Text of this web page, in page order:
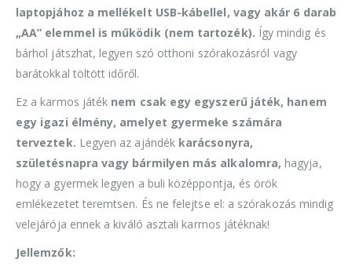
laptopjához a mellékelt USB-kábellel, vagy akár 6 darab
„AA” elemmel is működik (nem tartozék). Így mindig és
bárhol játszhat, legyen szó otthoni szórakozásról vagy
barátokkal töltött időről.
Ez a karmos játék nem csak egy egyszerű játék, hanem
egy igazi élmény, amelyet gyermeke számára
terveztek. Legyen az ajándék karácsonyra,
születésnapra vagy bármilyen más alkalomra, hagyja,
hogy a gyermek legyen a buli középpontja, és örök
emlékezetet teremtsen. És ne felejtse el: a szórakozás mindig
velejárója ennek a kiváló asztali karmos játéknak!
Jellemzők: